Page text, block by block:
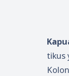
tikus